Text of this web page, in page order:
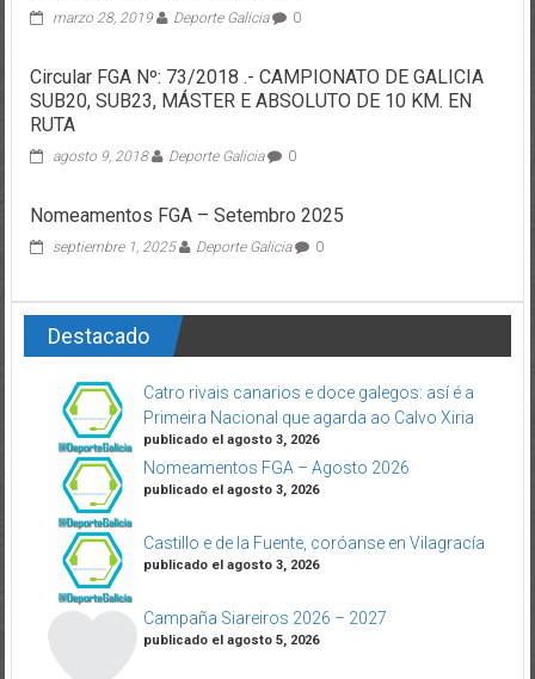
marzo 28, 2019 Deporte Galicia 0
Circular FGA Nº: 73/2018 .- CAMPIONATO DE GALICIA
SUB20, SUB23, MÁSTER E ABSOLUTO DE 10 KM. EN
RUTA
agosto 9, 2018 Deporte Galicia 0
Nomeamentos FGA – Setembro 2025
septiembre 1, 2025 Deporte Galicia 0
Destacado
Catro rivais canarios e doce galegos: así é a
Primeira Nacional que agarda ao Calvo Xiria
publicado el agosto 3, 2026
Nomeamentos FGA – Agosto 2026
publicado el agosto 3, 2026
Castillo e de la Fuente, coróanse en Vilagracía
publicado el agosto 3, 2026
Campaña Siareiros 2026 – 2027
publicado el agosto 5, 2026